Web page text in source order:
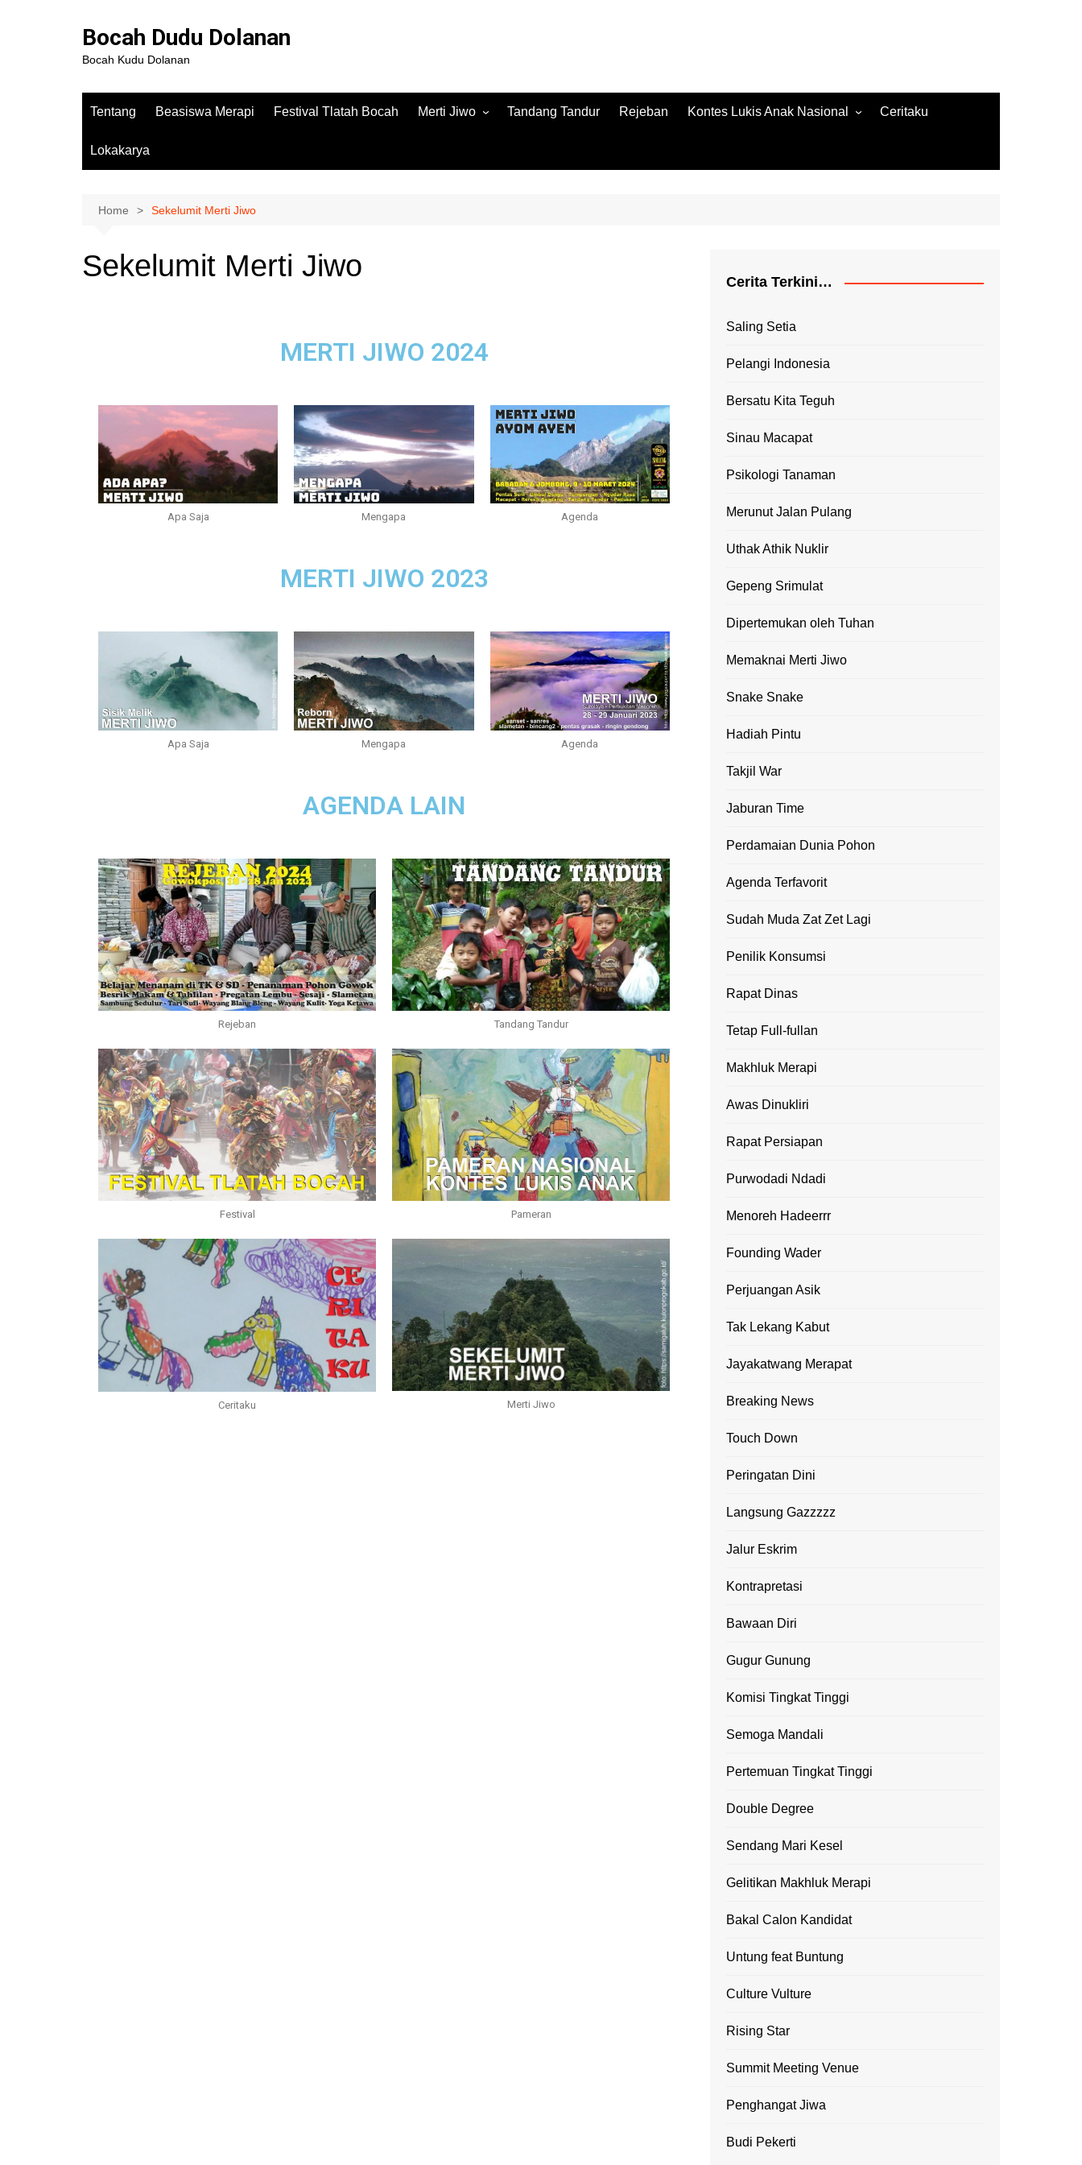
Bocah Dudu Dolanan
Bocah Kudu Dolanan
Tentang Beasiswa Merapi Festival Tlatah Bocah Merti Jiwo
Merti Jiwo 2023
Tandang Tandur Rejeban Kontes Lukis Anak Nasional
Jambore Gambar 2020
Ceritaku
Lokakarya
Home Sekelumit Merti Jiwo
Sekelumit Merti Jiwo
MERTI JIWO 2024
Apa Saja Mengapa Agenda
MERTI JIWO 2023
Apa Saja Mengapa Agenda
AGENDA LAIN
Rejeban
Festival
Ceritaku
Tandang Tandur
Pameran
Merti Jiwo
Cerita Terkini…
Saling Setia
Pelangi Indonesia
Bersatu Kita Teguh
Sinau Macapat
Psikologi Tanaman
Merunut Jalan Pulang
Uthak Athik Nuklir
Gepeng Srimulat
Dipertemukan oleh Tuhan
Memaknai Merti Jiwo
Snake Snake
Hadiah Pintu
Takjil War
Jaburan Time
Perdamaian Dunia Pohon
Agenda Terfavorit
Sudah Muda Zat Zet Lagi
Penilik Konsumsi
Rapat Dinas
Tetap Full-fullan
Makhluk Merapi
Awas Dinukliri
Rapat Persiapan
Purwodadi Ndadi
Menoreh Hadeerrr
Founding Wader
Perjuangan Asik
Tak Lekang Kabut
Jayakatwang Merapat
Breaking News
Touch Down
Peringatan Dini
Langsung Gazzzzz
Jalur Eskrim
Kontrapretasi
Bawaan Diri
Gugur Gunung
Komisi Tingkat Tinggi
Semoga Mandali
Pertemuan Tingkat Tinggi
Double Degree
Sendang Mari Kesel
Gelitikan Makhluk Merapi
Bakal Calon Kandidat
Untung feat Buntung
Culture Vulture
Rising Star
Summit Meeting Venue
Penghangat Jiwa
Budi Pekerti